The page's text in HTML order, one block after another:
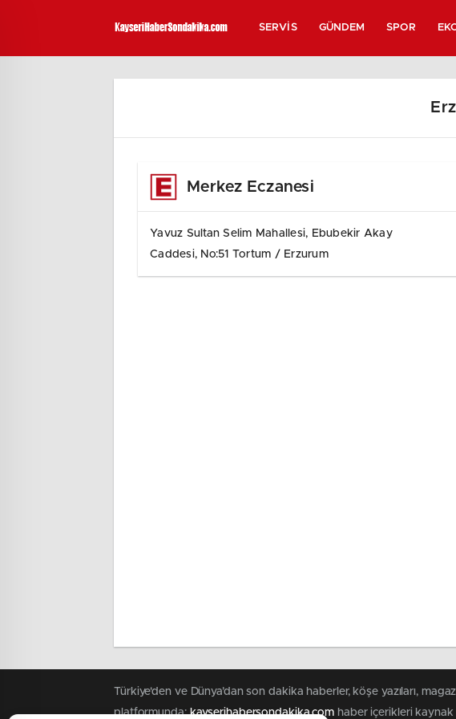
SERVIS GÜNDEM SPOR
Merkez Eczanesi
Yavuz Sultan Selim Mahallesi, Ebubekir Akay
Caddesi, No:51 Tortum / Erzurum
Türkiye'den ve Dünya’dan son dakika haberler, köşe yazıları,
platformunda;kayserihabersondakika.com haber içerikleri kaynak